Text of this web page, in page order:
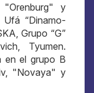
"Orenburg" y
“Dinamo-
Grupo “G”
Tyumen.
en el grupo B
"Novaya" y